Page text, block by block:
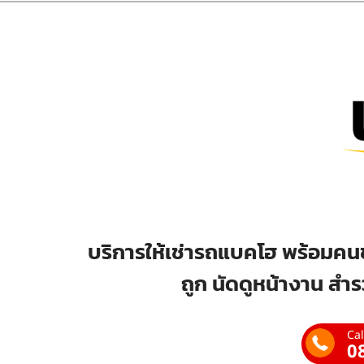
บริการให้เช่ารถแบคโฮ พร้อมค
ถูก นัดดูหน้างาน สำ